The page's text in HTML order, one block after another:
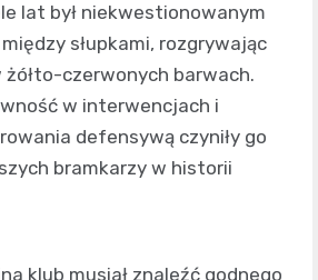
lat był niekwestionowanym
słupkami, rozgrywając
czerwonych barwach.
w interwencjach i
defensywą czyniły go
bramkarzy w historii
klub musiał znaleźć godnego